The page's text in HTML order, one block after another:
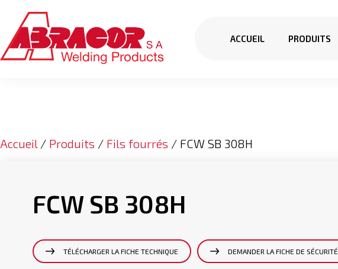
ACCUEIL PRODUITS
Accueil / Produits / Fils fourrés / FCW SB 308H
FCW SB 308H
TÉLÉCHARGER LA FICHE TECHNIQUE DEMANDER LA FICHE DE SÉCURITÉ